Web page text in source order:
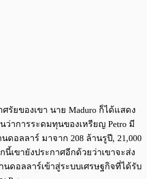
รัยของเขา นาย Maduro ก็ได้แสดง
นว่าการระดมทุนของเหรียญ Petro มี
ดอลลาร์ มาจาก 208 ล้านรูปี, 21,000
เขายังประกาศอีกด้วยว่าเขาจะส่ง
นดอลลาร์เข้าสู่ระบบเศรษฐกิจที่ได้รับ